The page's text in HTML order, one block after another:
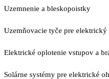
Uzemnenie a bleskopoistky
Uzemňovacie tyče pre elektrický
Elektrické oplotenie vstupov a
Solárne systémy pre elektrické